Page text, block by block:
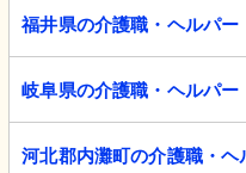
福井県の介護職・ヘルパー
岐阜県の介護職・ヘルパー
河北郡内灘町の介護職・ヘ